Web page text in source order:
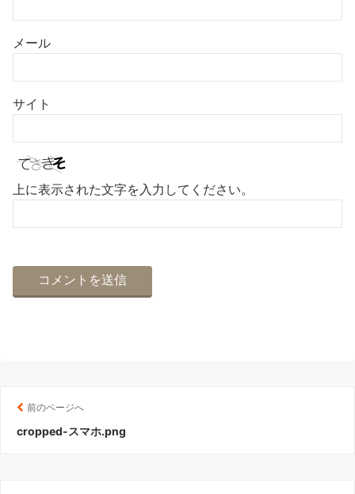
メール
サイト
上に表示された文字を入力してください。
前のページへ
cropped-スマホ.png